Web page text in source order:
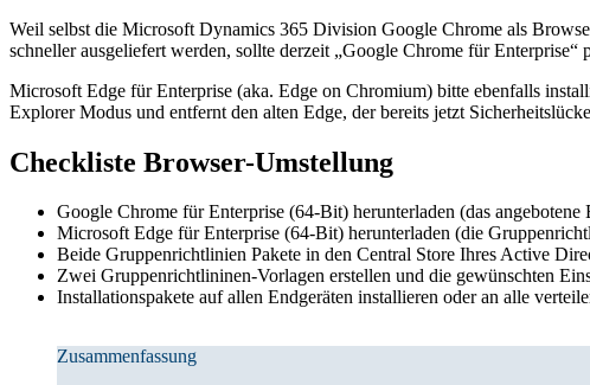
Weil selbst die Microsoft Dynamics 365 Division Google Chrome als
schneller ausgeliefert werden, sollte derzeit „Google Chrome für
Microsoft Edge für Enterprise (aka. Edge on Chromium) bitte ebenfalls
Explorer Modus und entfernt den alten Edge, der bereits jetzt
Checkliste Browser-Umstellung
Google Chrome für Enterprise (64-Bit) herunterladen (das
Microsoft Edge für Enterprise (64-Bit) herunterladen (die
Beide Gruppenrichtlinien Pakete in den Central Store Ihres Active
Zwei Gruppenrichtlininen-Vorlagen erstellen und die gewünschten
Installationspakete auf allen Endgeräten installieren oder an alle
Zusammenfassung